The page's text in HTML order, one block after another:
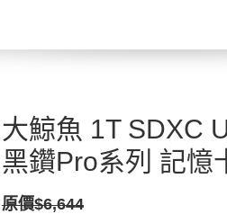
大鯨魚 1T SDXC
黑鑽Pro系列 記憶
原價$6,644